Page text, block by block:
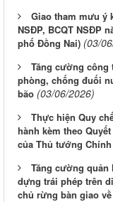
Giao tham mưu ý
NSĐP, BCQT NSĐP
phố Đồng Nai) (03/
Tăng cường
phòng, chống đuối
bão (03/06/2026)
Thực hiện Quy
hành kèm theo
của Thủ tướng
Tăng cường
dựng trái phép trên
chủ rừng bàn giao